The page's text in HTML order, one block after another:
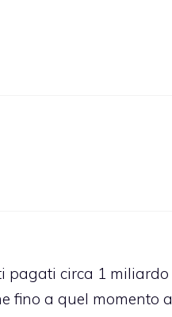
pagati circa 1
fino a quel momento